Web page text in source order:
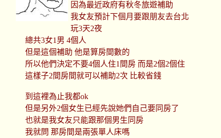
因為最近政府有秋冬旅遊補助
我女友預計下個月要跟朋友去台北
玩3天2夜
總共3女1男 4個人
但是這個補助 他是算房間數的
所以他們決定不要4個人住1間房 而是2個2個住
這樣子2間房間就可以補助2次 比較省錢
到這裡為止我都ok
但是另外2個女生已經先說她們自己要同房了
也就是我女友只能跟那個男生同房
我就問 那房間是兩張單人床嗎